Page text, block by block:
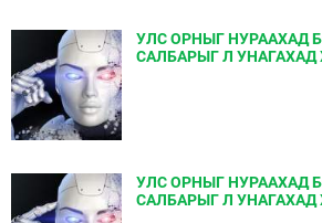
УЛС ОРНЫГ НУРААХАД
САЛБАРЫГ Л УНАГАХАД
УЛС ОРНЫГ НУРААХАД
САЛБАРЫГ Л УНАГАХАД